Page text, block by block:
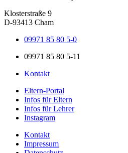
Klosterstraße 9
D-93413 Cham
09971 85 80 5-0
09971 85 80 5-11
Kontakt
Eltern-Portal
Infos für Eltern
Infos für Lehrer
Instagram
Kontakt
Impressum